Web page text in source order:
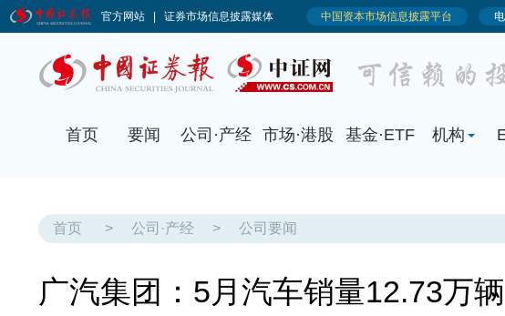
首页 > 公司·产经 > 公司要闻
广汽集团：5月汽车销量12.73万